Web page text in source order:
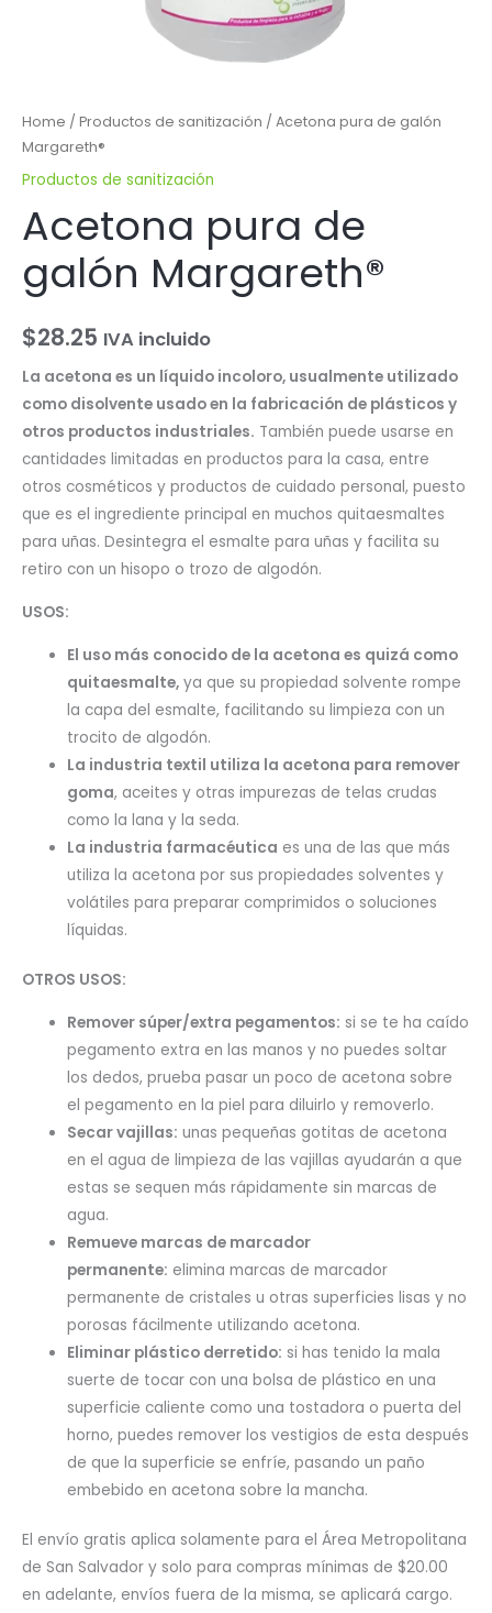
Home / Productos de sanitización / Acetona pura de galón
Margareth®
Productos de sanitización
Acetona pura de
galón Margareth®
$28.25 IVA incluido
La acetona es un líquido incoloro, usualmente utilizado
como disolvente usado en la fabricación de plásticos y
otros productos industriales. También puede usarse en
cantidades limitadas en productos para la casa, entre
otros cosméticos y productos de cuidado personal, puesto
que es el ingrediente principal en muchos quitaesmaltes
para uñas. Desintegra el esmalte para uñas y facilita su
retiro con un hisopo o trozo de algodón.
USOS:
El uso más conocido de la acetona es quizá como
quitaesmalte, ya que su propiedad solvente rompe
la capa del esmalte, facilitando su limpieza con un
trocito de algodón.
La industria textil utiliza la acetona para remover
goma, aceites y otras impurezas de telas crudas
como la lana y la seda.
La industria farmacéutica es una de las que más
utiliza la acetona por sus propiedades solventes y
volátiles para preparar comprimidos o soluciones
líquidas.
OTROS USOS:
Remover súper/extra pegamentos: si se te ha caído
pegamento extra en las manos y no puedes soltar
los dedos, prueba pasar un poco de acetona sobre
el pegamento en la piel para diluirlo y removerlo.
Secar vajillas: unas pequeñas gotitas de acetona
en el agua de limpieza de las vajillas ayudarán a que
estas se sequen más rápidamente sin marcas de
agua.
Remueve marcas de marcador
permanente: elimina marcas de marcador
permanente de cristales u otras superficies lisas y no
porosas fácilmente utilizando acetona.
Eliminar plástico derretido: si has tenido la mala
suerte de tocar con una bolsa de plástico en una
superficie caliente como una tostadora o puerta del
horno, puedes remover los vestigios de esta después
de que la superficie se enfríe, pasando un paño
embebido en acetona sobre la mancha.
El envío gratis aplica solamente para el Área Metropolitana
de San Salvador y solo para compras mínimas de $20.00
en adelante, envíos fuera de la misma, se aplicará cargo.